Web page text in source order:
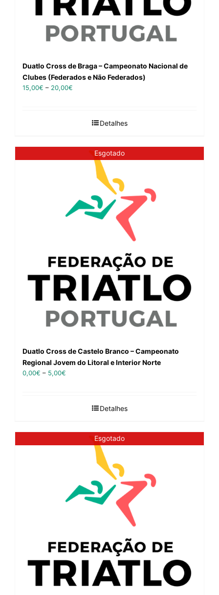
Duatlo Cross de Braga – Campeonato Nacional de
Clubes (Federados e Não Federados)
15,00€ – 20,00€
Detalhes
Esgotado
Duatlo Cross de Castelo Branco – Campeonato
Regional Jovem do Litoral e Interior Norte
0,00€ – 5,00€
Detalhes
Esgotado